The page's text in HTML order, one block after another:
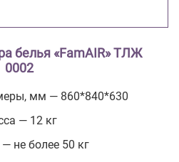
белья «FamAIR» ТЛЖ
0002
мм — 860*840*630
— 12 кг
не более 50 кг